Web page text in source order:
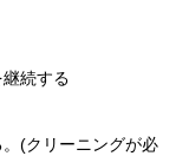
続する
(クリーニングが必